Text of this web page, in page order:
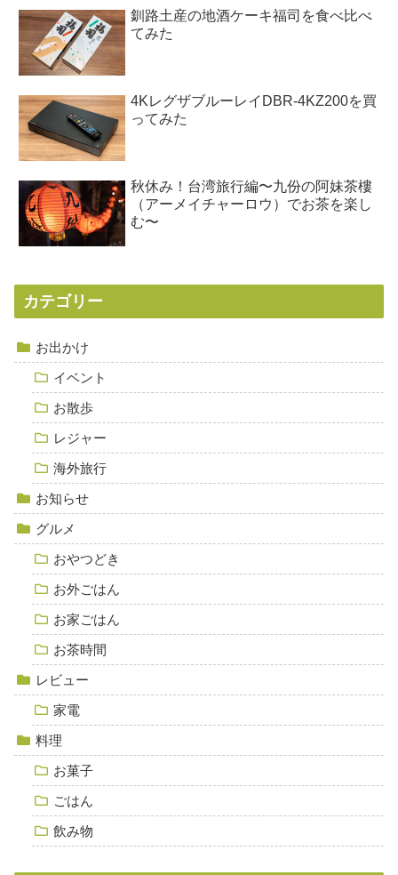
釧路土産の地酒ケーキ福司を食べ比べ
てみた
4KレグザブルーレイDBR-4KZ200を買
ってみた
秋休み！台湾旅行編〜九份の阿妹茶樓
（アーメイチャーロウ）でお茶を楽し
む〜
カテゴリー
お出かけ
イベント
お散歩
レジャー
海外旅行
お知らせ
グルメ
おやつどき
お外ごはん
お家ごはん
お茶時間
レビュー
家電
料理
お菓子
ごはん
飲み物